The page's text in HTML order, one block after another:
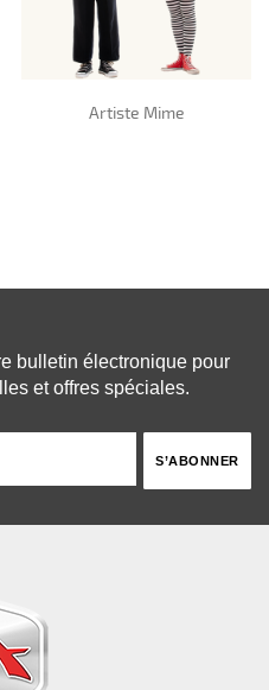
Artiste Mime
bulletin électronique pour
et offres spéciales.